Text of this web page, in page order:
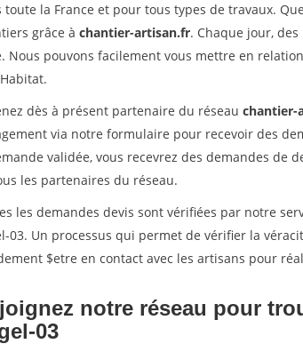
toute la France et pour tous types de travaux.
grâce à chantier-artisan.fr. Chaque jour,
Nous pouvons facilement vous mettre en
dès à présent partenaire du réseau chantier-
via notre formulaire pour recevoir des
validée, vous recevrez des demandes de
les partenaires du réseau.
les demandes devis sont vérifiées par notre
03. Un processus qui permet de vérifier la
$etre en contact avec les artisans pour
notre réseau pour
03